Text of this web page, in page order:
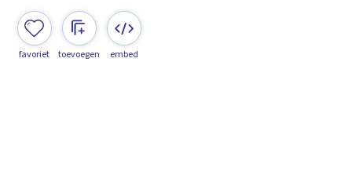
favoriet toevoegen embed